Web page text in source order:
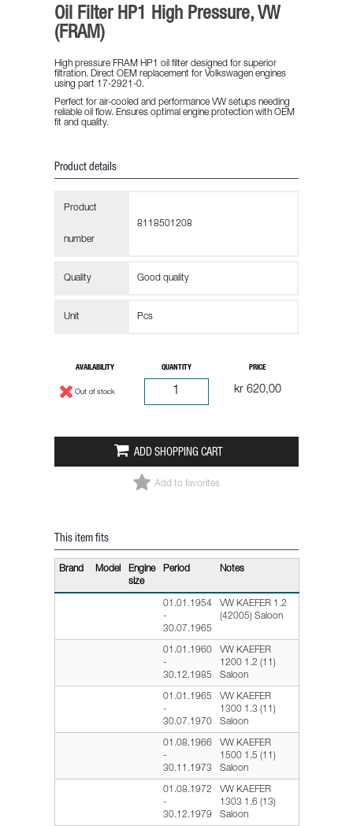
Oil Filter HP1 High Pressure, VW
(FRAM)
High pressure FRAM HP1 oil filter designed for superior
filtration. Direct OEM replacement for Volkswagen engines
using part 17-2921-0.
Perfect for air-cooled and performance VW setups needing
reliable oil flow. Ensures optimal engine protection with OEM
fit and quality.
Product details
Product
number
8118501208
Quality Good quality
Unit Pcs
AVAILABILITY
Out of stock
QUANTITY PRICE
kr 620,00
ADD SHOPPING CART
Add to favorites
This item fits
Brand Model
Engine
size
Period Notes
01.01.1954
-
30.07.1965
VW KAEFER 1.2
(42005) Saloon
01.01.1960
-
30.12.1985
VW KAEFER
1200 1.2 (11)
Saloon
01.01.1965
-
30.07.1970
VW KAEFER
1300 1.3 (11)
Saloon
01.08.1966
-
30.11.1973
VW KAEFER
1500 1.5 (11)
Saloon
01.08.1972
-
30.12.1979
VW KAEFER
1303 1.6 (13)
Saloon